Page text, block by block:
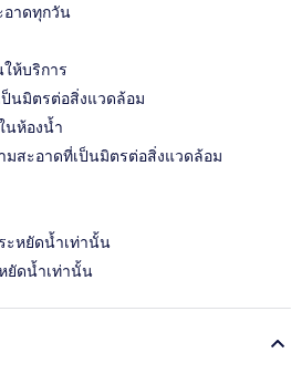
อาดทุกวัน
ห้บริการ
นมิตรต่อสิ่งแวดล้อม
นห้องน้ำ
สะอาดที่เป็นมิตรต่อสิ่งแวดล้อม
ะหยัดน้ำเท่านั้น
ยัดน้ำเท่านั้น